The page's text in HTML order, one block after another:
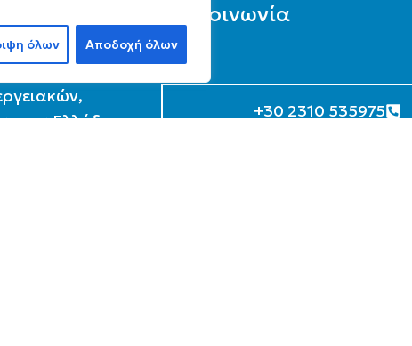
όλων Αποδοχή όλων
στην Ελλάδα.
Επικοινωνία
+30 2310 535975